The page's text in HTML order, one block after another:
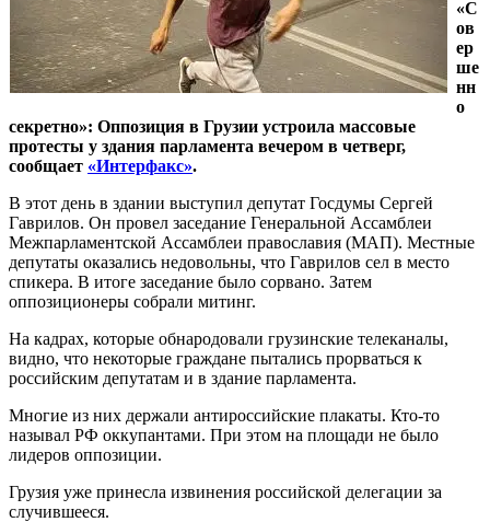
«С
ов
ер
ше
нн
о
секретно»: Оппозиция в Грузии устроила массовые
протесты у здания парламента вечером в четверг,
сообщает «Интерфакс».
В этот день в здании выступил депутат Госдумы Сергей
Гаврилов. Он провел заседание Генеральной Ассамблеи
Межпарламентской Ассамблеи православия (МАП). Местные
депутаты оказались недовольны, что Гаврилов сел в место
спикера. В итоге заседание было сорвано. Затем
оппозиционеры собрали митинг.
На кадрах, которые обнародовали грузинские телеканалы,
видно, что некоторые граждане пытались прорваться к
российским депутатам и в здание парламента.
Многие из них держали антироссийские плакаты. Кто-то
называл РФ оккупантами. При этом на площади не было
лидеров оппозиции.
Грузия уже принесла извинения российской делегации за
случившееся.